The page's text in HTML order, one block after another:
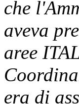
che
aveva
aree
era di